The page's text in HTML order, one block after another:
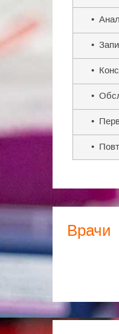
•
•
•
•
•
•
Врачи